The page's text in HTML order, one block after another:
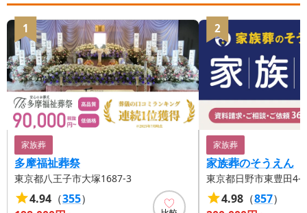
1
家族葬
多摩福祉葬祭
東京都八王子市大塚1687-3
4.94 （355）
2
家族葬
家族葬のそうえん
東京都日野市東豊田4-
4.98 （857）